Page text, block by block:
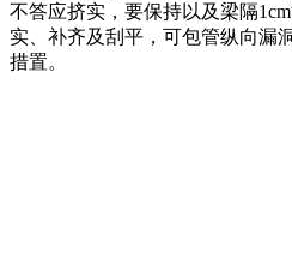
不答应挤实，要保持以及梁隔
实、补齐及刮平，可包管纵向漏
措置。